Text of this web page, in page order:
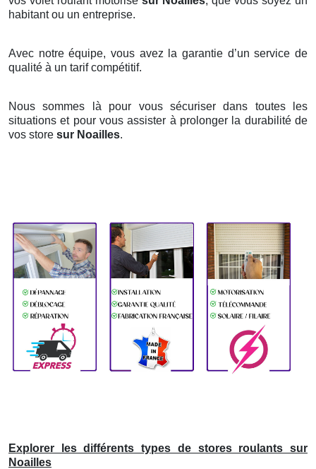
habitant ou un entreprise.
Avec notre équipe, vous avez la garantie d’un service de
qualité à un tarif compétitif.
Nous sommes là pour vous sécuriser dans toutes les
situations et pour vous assister à prolonger la durabilité de
vos store sur Noailles.
Explorer les différents types de stores roulants sur
Noailles